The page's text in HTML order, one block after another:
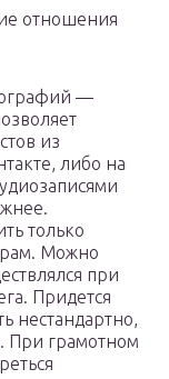
отношения
—
из
либо на
только
Можно
при
Придется
нестандартно,
При грамотном